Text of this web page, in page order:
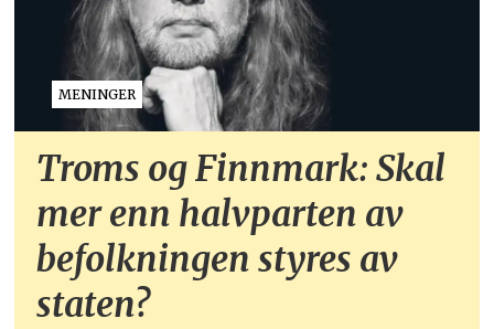
MENINGER
Troms og Finnmark: Skal
mer enn halvparten av
befolkningen styres av
staten?